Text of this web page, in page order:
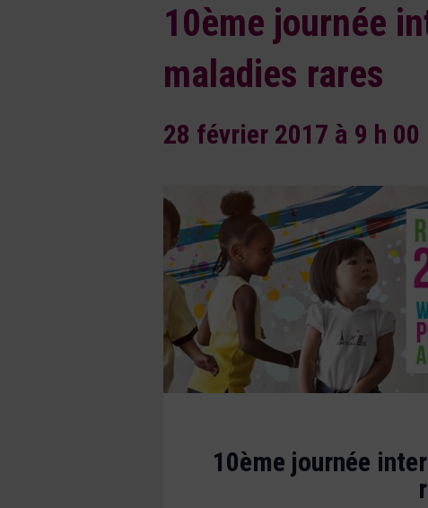
10ème journée
maladies rares
28 février 2017 à 9 h 00
10ème journée